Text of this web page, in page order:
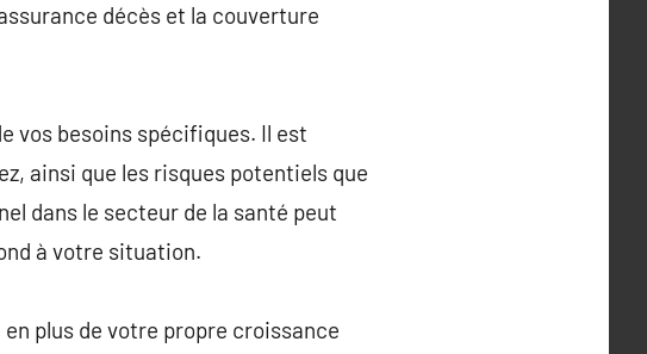
décès et la couverture
vos besoins spécifiques. Il est
ainsi que les risques potentiels que
dans le secteur de la santé peut
à votre situation.
plus de votre propre croissance